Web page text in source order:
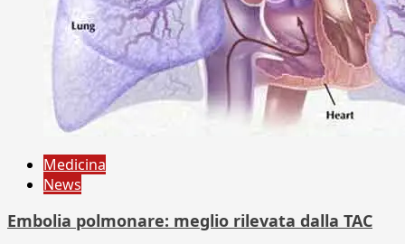
Medicina
News
Embolia polmonare: meglio rilevata dalla TAC